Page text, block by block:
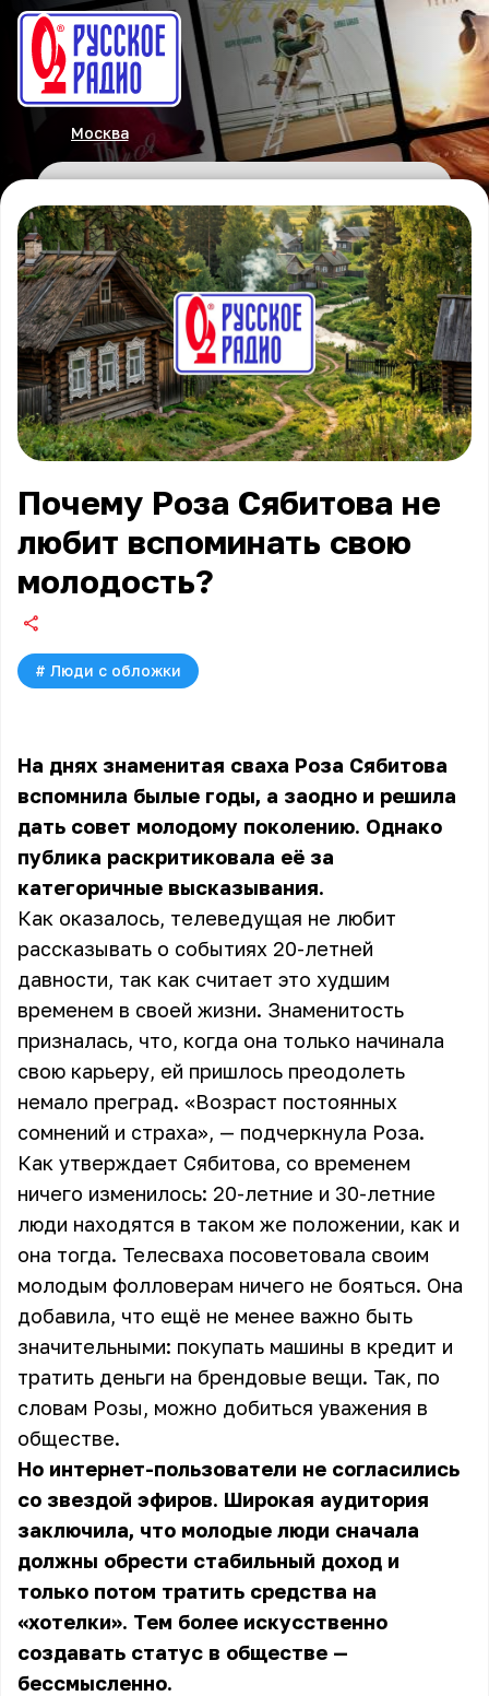
Москва
Почему Роза Сябитова не
любит вспоминать свою
молодость?
# Люди с обложки
На днях знаменитая сваха Роза Сябитова
вспомнила былые годы, а заодно и решила
дать совет молодому поколению. Однако
публика раскритиковала её за
категоричные высказывания.
Как оказалось, телеведущая не любит
рассказывать о событиях 20-летней
давности, так как считает это худшим
временем в своей жизни. Знаменитость
призналась, что, когда она только начинала
свою карьеру, ей пришлось преодолеть
немало преград. «Возраст постоянных
сомнений и страха», — подчеркнула Роза.
Как утверждает Сябитова, со временем
ничего изменилось: 20-летние и 30-летние
люди находятся в таком же положении, как и
она тогда. Телесваха посоветовала своим
молодым фолловерам ничего не бояться. Она
добавила, что ещё не менее важно быть
значительными: покупать машины в кредит и
тратить деньги на брендовые вещи. Так, по
словам Розы, можно добиться уважения в
обществе.
Но интернет-пользователи не согласились
со звездой эфиров. Широкая аудитория
заключила, что молодые люди сначала
должны обрести стабильный доход и
только потом тратить средства на
«хотелки». Тем более искусственно
создавать статус в обществе —
бессмысленно.